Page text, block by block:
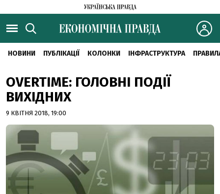
НОВИНИ ПУБЛІКАЦІЇ КОЛОНКИ ІНФРАСТРУКТУРА
OVERTIME: ГОЛОВНІ ПОДІЇ
ВИХІДНИХ
9 КВІТНЯ 2018, 19:00